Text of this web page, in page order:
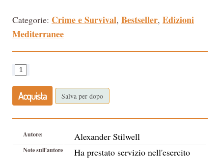
Categorie: Crime e Survival, Bestseller, Edizioni
Mediterranee
Acquista Salva per dopo
Autore: Alexander Stilwell
Note sull'autore
Ha prestato servizio nell'esercito